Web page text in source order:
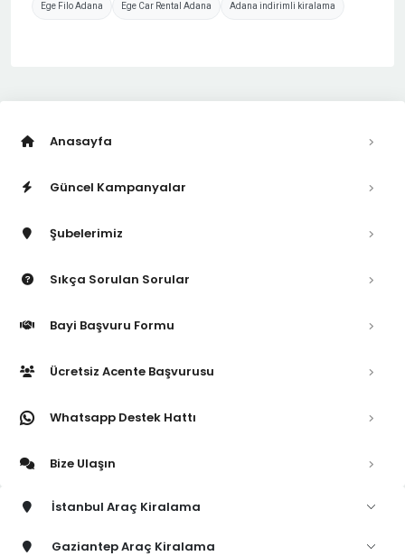
Ege Filo Adana Ege Car Rental Adana Adana indirimli kiralama
Anasayfa
Güncel Kampanyalar
Şubelerimiz
Sıkça Sorulan Sorular
Bayi Başvuru Formu
Ücretsiz Acente Başvurusu
Whatsapp Destek Hattı
Bize Ulaşın
İstanbul Araç Kiralama
Gaziantep Araç Kiralama